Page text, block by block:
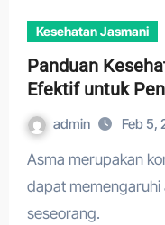
Kesehatan Jasmani
Panduan
Efektif untuk
admin Feb 5,
Asma merupakan kondisi pernapasan kronis yang
dapat memengaruhi
seseorang.